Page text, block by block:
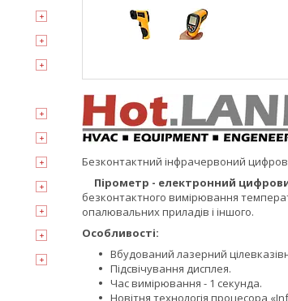
Безконтактний інфрачервоний
Пірометр - електронний
безконтактного вимірювання
опалювальних приладів і іншого.
Особливості:
Вбудований лазерний
Підсвічування дисплея.
Час вимірювання - 1 секунда.
Новітня технологія процесора